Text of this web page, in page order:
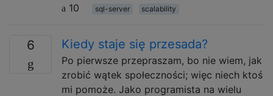
10
sql-server scalability
6 Kiedy staje się przesada?
Po pierwsze przepraszam, bo nie wiem, jak
zrobić wątek społeczności; więc niech ktoś
mi pomoże. Jako programista na wielu